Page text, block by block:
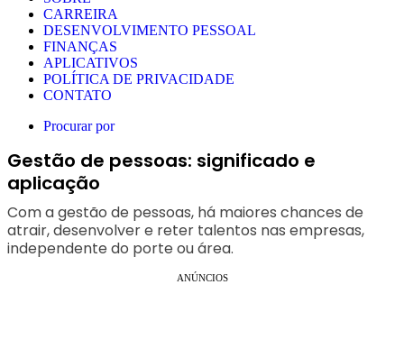
CARREIRA
DESENVOLVIMENTO PESSOAL
FINANÇAS
APLICATIVOS
POLÍTICA DE PRIVACIDADE
CONTATO
Procurar por
Gestão de pessoas: significado e
aplicação
Com a gestão de pessoas, há maiores chances de
atrair, desenvolver e reter talentos nas empresas,
independente do porte ou área.
ANÚNCIOS